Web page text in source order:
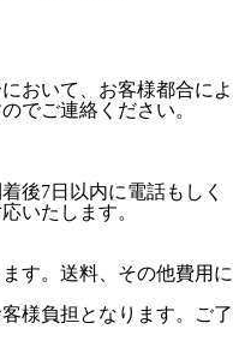
おいて、お客様都合によ
でご連絡ください。
後7日以内に電話もしく
いたします。
す。送料、その他費用に
様負担となります。ご了